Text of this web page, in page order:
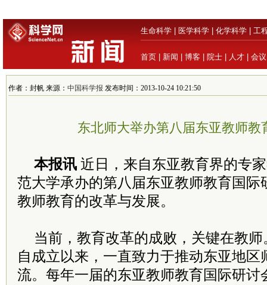
生命科学 医学科学 化学科学 工
首页 新闻 博客 院士 人才 会议
作者：封帆 来源： 中国科学报 发布时间：2013-10-24 10:21:50
东北师大举办第八届东亚教师教
本报讯 近日，来自东亚教育界的专
范大学承办的第八届东亚教师教育国际
教师教育的改革与发展。
当前，教育改革的成败，关键在教
自成立以来，一直致力于推动东亚地区
流。每年一届的东亚教师教育国际研讨